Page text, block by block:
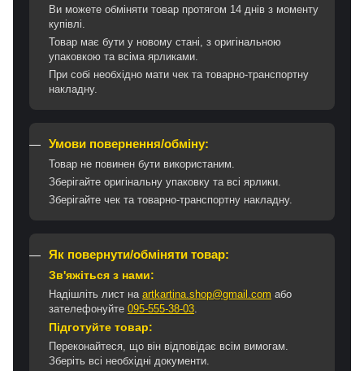
Ви можете обміняти товар протягом 14 днів з моменту
купівлі.
Товар має бути у новому стані, з оригінальною
упаковкою та всіма ярликами.
При собі необхідно мати чек та товарно-транспортну
накладну.
Умови повернення/обміну:
Товар не повинен бути використаним.
Зберігайте оригінальну упаковку та всі ярлики.
Зберігайте чек та товарно-транспортну накладну.
Як повернути/обміняти товар:
Зв'яжіться з нами:
Надішліть лист на artkartina.shop@gmail.com або
зателефонуйте 095-555-38-03
Підготуйте товар:
Переконайтеся, що він відповідає всім вимогам.
Зберіть всі необхідні документи.